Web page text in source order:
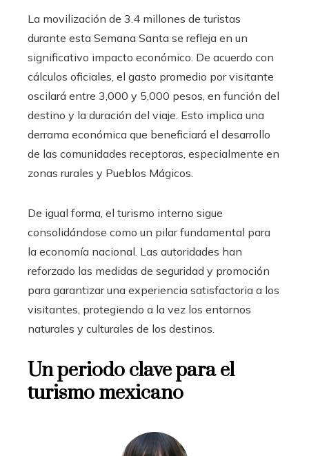
La movilización de 3.4 millones de turistas
durante esta Semana Santa se refleja en un
significativo impacto económico. De acuerdo con
cálculos oficiales, el gasto promedio por visitante
oscilará entre 3,000 y 5,000 pesos, en función del
destino y la duración del viaje. Esto implica una
derrama económica que beneficiará el desarrollo
de las comunidades receptoras, especialmente en
zonas rurales y Pueblos Mágicos.
De igual forma, el turismo interno sigue
consolidándose como un pilar fundamental para
la economía nacional. Las autoridades han
reforzado las medidas de seguridad y promoción
para garantizar una experiencia satisfactoria a los
visitantes, protegiendo a la vez los entornos
naturales y culturales de los destinos.
Un periodo clave para el
turismo mexicano